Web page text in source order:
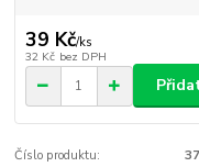
39 Kč/ks
32 Kč bez DPH
Číslo produktu: